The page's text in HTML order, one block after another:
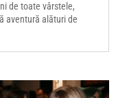
de toate vârstele,
aventură alături de